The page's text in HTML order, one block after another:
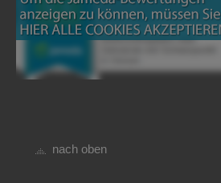
nach oben